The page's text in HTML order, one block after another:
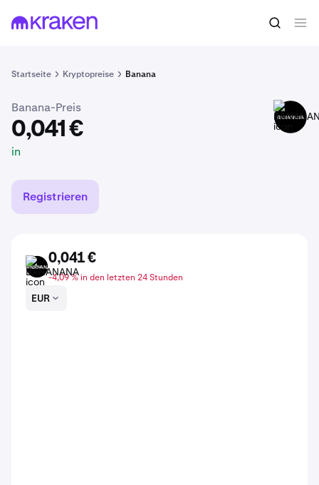
Startseite Kryptopreise Banana
0,041 € BANANANA kaufen
Banana-Preis
0,041 €
in
BANANANA
Registrieren
BANANANA
0,041 €
-4,09 % in den letzten 24 Stunden
EUR